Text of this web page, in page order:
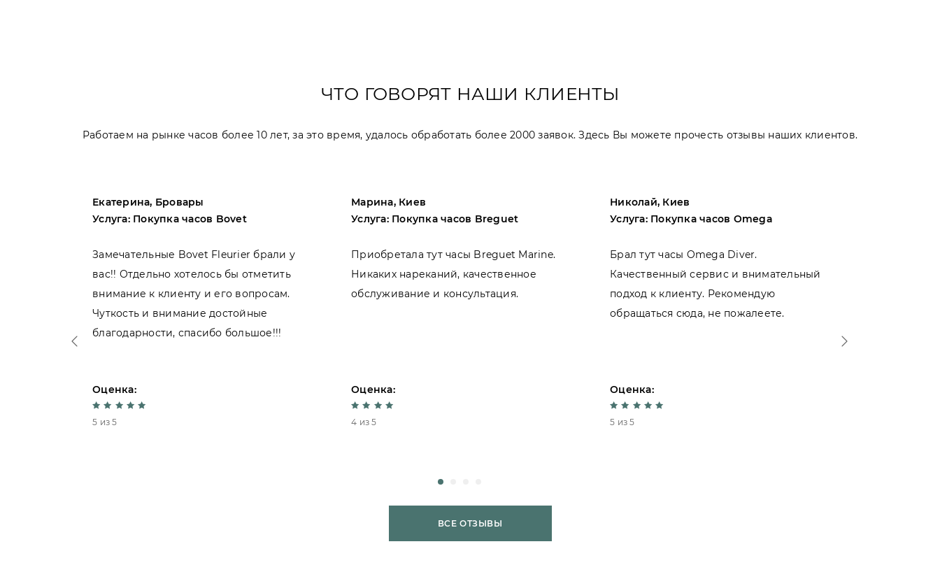
ЧТО ГОВОРЯТ НАШИ КЛИЕНТЫ
Работаем на рынке часов более 10 лет, за это время, удалось обработать более 2000 заявок. Здесь Вы можете прочесть отзывы наших клиентов.
Екатерина, Бровары
Услуга: Покупка часов Bovet
Замечательные Bovet Fleurier брали у
вас!! Отдельно хотелось бы отметить
внимание к клиенту и его вопросам.
Чуткость и внимание достойные
благодарности, спасибо большое!!!
Оценка:
5 из 5
Марина, Киев
Услуга: Покупка часов Breguet
Приобретала тут часы Breguet Marine.
Никаких нареканий, качественное
обслуживание и консультация.
Оценка:
4 из 5
Николай, Киев
Услуга: Покупка часов Omega
Брал тут часы Omega Diver.
Качественный сервис и внимательный
подход к клиенту. Рекомендую
обращаться сюда, не пожалеете.
Оценка:
5 из 5
ВСЕ ОТЗЫВЫ